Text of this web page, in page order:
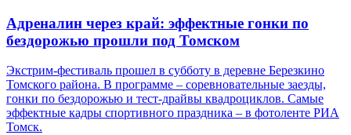
Адреналин через край: эффектные гонки по
бездорожью прошли под Томском
Экстрим-фестиваль прошел в субботу в деревне Березкино
Томского района. В программе – соревновательные заезды,
гонки по бездорожью и тест-драйвы квадроциклов. Самые
эффектные кадры спортивного праздника – в фотоленте РИА
Томск.